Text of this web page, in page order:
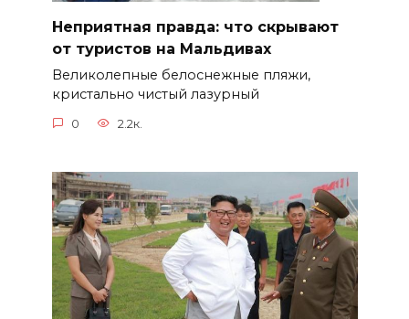
Неприятная правда: что скрывают
от туристов на Мальдивах
Великолепные белоснежные пляжи,
кристально чистый лазурный
0 2.2к.